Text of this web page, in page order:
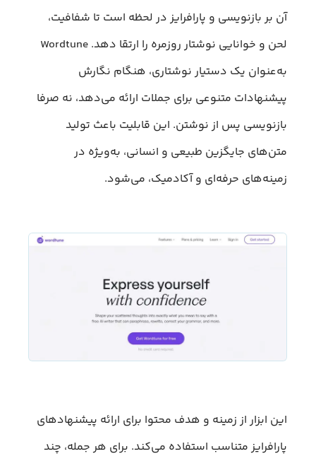
آن بر بازنویسی و پارافرایز در لحظه است تا شفافیت،
لحن و خوانایی نوشتار روزمره را ارتقا دهد. Wordtune
به‌عنوان یک دستیار نوشتاری، هنگام نگارش
پیشنهادات متنوعی برای جملات ارائه می‌دهد، نه صرفا
بازنویسی پس از نوشتن. این قابلیت باعث تولید
متن‌های جایگزین طبیعی و انسانی، به‌ویژه در
زمینه‌های حرفه‌ای و آکادمیک، می‌شود.
این ابزار از زمینه و هدف محتوا برای ارائه پیشنهادهای
پارافرایز متناسب استفاده می‌کند. برای هر جمله، چند